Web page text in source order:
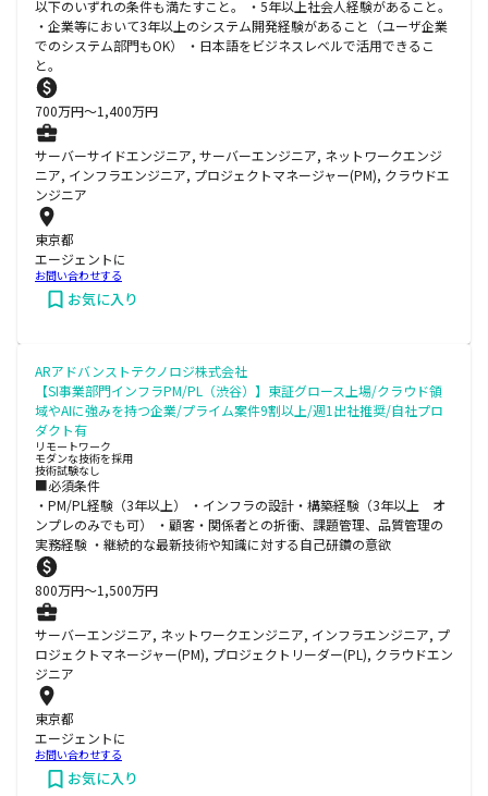
以下のいずれの条件も満たすこと。 ・5年以上社会人経験があること。
・企業等において3年以上のシステム開発経験があること（ユーザ企業
でのシステム部門もOK） ・日本語をビジネスレベルで活用できるこ
と。
700万円〜1,400万円
サーバーサイドエンジニア, サーバーエンジニア, ネットワークエンジ
ニア, インフラエンジニア, プロジェクトマネージャー(PM), クラウドエ
ンジニア
東京都
エージェントに
お問い合わせする
お気に入り
ARアドバンストテクノロジ株式会社
【SI事業部門インフラPM/PL（渋谷）】東証グロース上場/クラウド領
域やAIに強みを持つ企業/プライム案件9割以上/週1出社推奨/自社プロ
ダクト有
リモートワーク
モダンな技術を採用
技術試験なし
■必須条件
・PM/PL経験（3年以上） ・インフラの設計・構築経験（3年以上 オ
ンプレのみでも可） ・顧客・関係者との折衝、課題管理、品質管理の
実務経験 ・継続的な最新技術や知識に対する自己研鑽の意欲
800万円〜1,500万円
サーバーエンジニア, ネットワークエンジニア, インフラエンジニア, プ
ロジェクトマネージャー(PM), プロジェクトリーダー(PL), クラウドエン
ジニア
東京都
エージェントに
お問い合わせする
お気に入り